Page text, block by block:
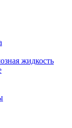
жидкость